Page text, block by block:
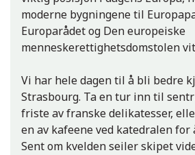
moderne bygningene til
Europarådet og Den europeiske
menneskerettighetsdomstolen
Vi har hele dagen til å bli bedre
Strasbourg. Ta en tur inn til
friste av franske delikatesser,
en av kafeene ved katedralen for
Sent om kvelden seiler skipet